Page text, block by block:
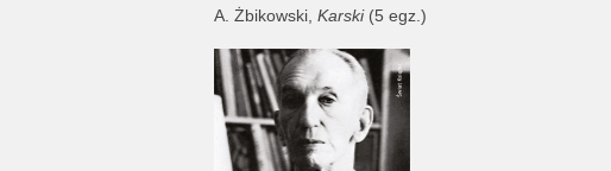
A. Żbikowski, Karski(5 egz.)